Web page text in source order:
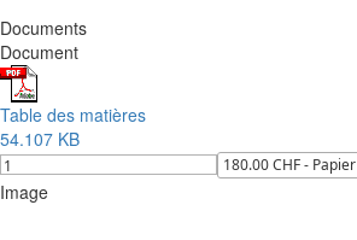
Documents
Document
Table des matières
54.107 KB
Image